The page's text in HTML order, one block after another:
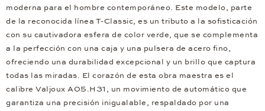
moderna para el hombre contemporáneo. Este modelo, parte
de la reconocida línea T-Classic, es un tributo a la sofisticación
con su cautivadora esfera de color verde, que se complementa
a la perfección con una caja y una pulsera de acero fino,
ofreciendo una durabilidad excepcional y un brillo que captura
todas las miradas. El corazón de esta obra maestra es el
calibre Valjoux A05.H31, un movimiento de automático que
garantiza una precisión inigualable, respaldado por una